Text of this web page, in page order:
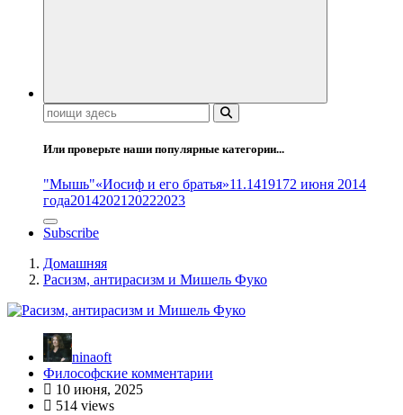
Поиск:
Или проверьте наши популярные категории...
"Мышь"«Иосиф и его братья»11.1419172 июня 2014
года2014202120222023
Subscribe
Домашняя
Расизм, антирасизм и Мишель Фуко
ninaoft
Философские комментарии
10 июня, 2025
514 views